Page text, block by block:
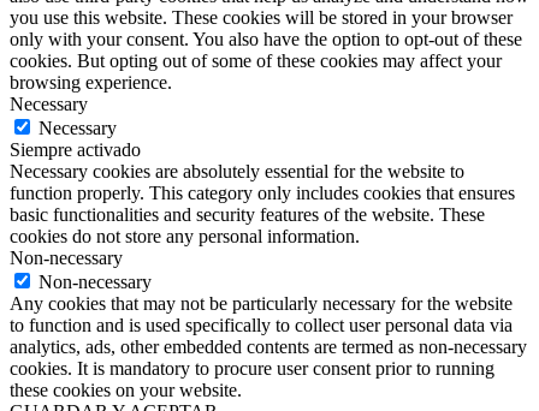
you use this website. These cookies will be stored in your browser
only with your consent. You also have the option to opt-out of these
cookies. But opting out of some of these cookies may affect your
browsing experience.
Necessary
Necessary
Siempre activado
Necessary cookies are absolutely essential for the website to
function properly. This category only includes cookies that ensures
basic functionalities and security features of the website. These
cookies do not store any personal information.
Non-necessary
Non-necessary
Any cookies that may not be particularly necessary for the website
to function and is used specifically to collect user personal data via
analytics, ads, other embedded contents are termed as non-necessary
cookies. It is mandatory to procure user consent prior to running
these cookies on your website.